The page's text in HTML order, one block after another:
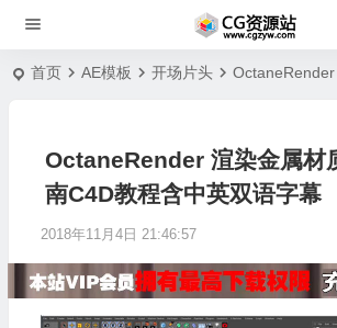
首页 AE模板 开场片头
OctaneRender 渲染金属材
南C4D教程含中英双语字幕
2018年11月4日 21:46:57